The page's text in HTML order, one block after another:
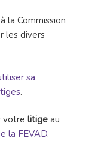
la Commission
les divers
sa
.
votre litige au
la FEVAD.